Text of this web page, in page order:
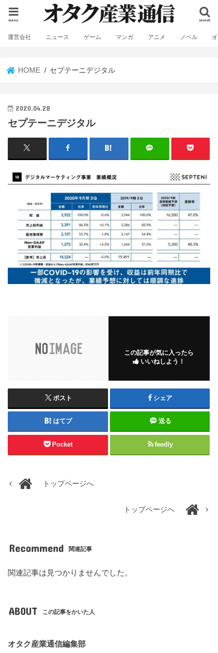
search
menu
運営会社 ニュース ゲーム マンガ アニメ ノベル
HOME セプテーニデジタル
2020.04.28
セプテーニデジタル
この記事が気に入ったら
いいねしよう！
ポスト シェア
はてブ 送る
Pocket feedly
トップページへ
トップページへ
Recommend 関連記事
関連記事は見つかりませんでした。
ABOUT この記事をかいた人
オタク産業通信編集部